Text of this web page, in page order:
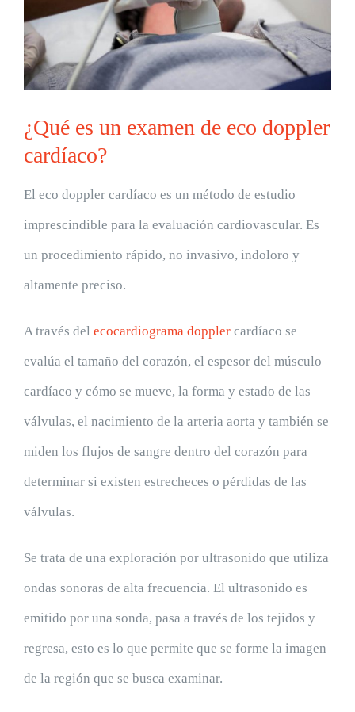
¿Qué es un examen de eco doppler
cardíaco?
El eco doppler cardíaco es un método de estudio
imprescindible para la evaluación cardiovascular. Es
un procedimiento rápido, no invasivo, indoloro y
altamente preciso.
A través del ecocardiograma doppler cardíaco se
evalúa el tamaño del corazón, el espesor del músculo
cardíaco y cómo se mueve, la forma y estado de las
válvulas, el nacimiento de la arteria aorta y también se
miden los flujos de sangre dentro del corazón para
determinar si existen estrecheces o pérdidas de las
válvulas.
Se trata de una exploración por ultrasonido que utiliza
ondas sonoras de alta frecuencia. El ultrasonido es
emitido por una sonda, pasa a través de los tejidos y
regresa, esto es lo que permite que se forme la imagen
de la región que se busca examinar.